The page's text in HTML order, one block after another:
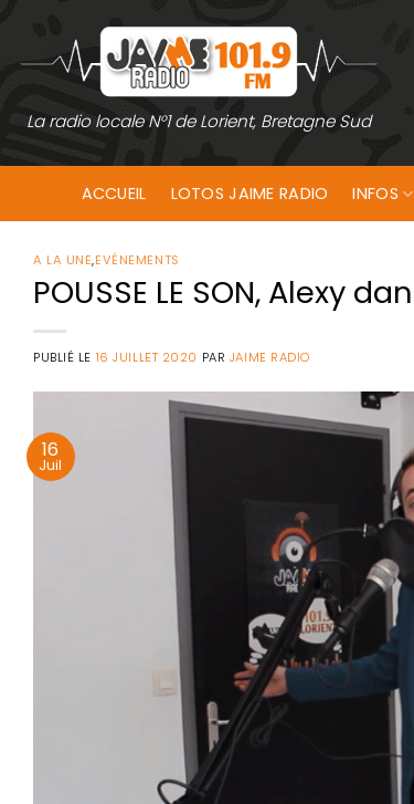
contenu
La radio locale N°1 de Lorient, Bretagne Sud
ACCUEIL LOTOS JAIME RADIO INFOS
A LA UNE,EVÉNEMENTS
POUSSE LE SON, Alexy
PUBLIÉ LE 16 JUILLET 2020 PAR JAIME RADIO
16
Juil